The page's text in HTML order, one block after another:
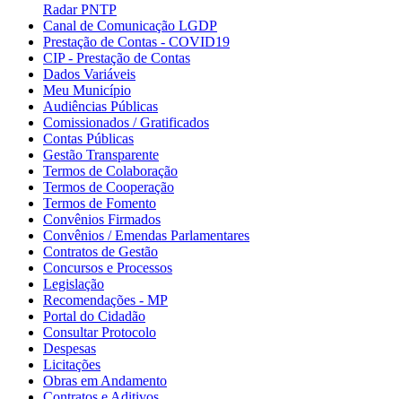
Radar PNTP
Canal de Comunicação LGDP
Prestação de Contas - COVID19
CIP - Prestação de Contas
Dados Variáveis
Meu Município
Audiências Públicas
Comissionados / Gratificados
Contas Públicas
Gestão Transparente
Termos de Colaboração
Termos de Cooperação
Termos de Fomento
Convênios Firmados
Convênios / Emendas Parlamentares
Contratos de Gestão
Concursos e Processos
Legislação
Recomendações - MP
Portal do Cidadão
Consultar Protocolo
Despesas
Licitações
Obras em Andamento